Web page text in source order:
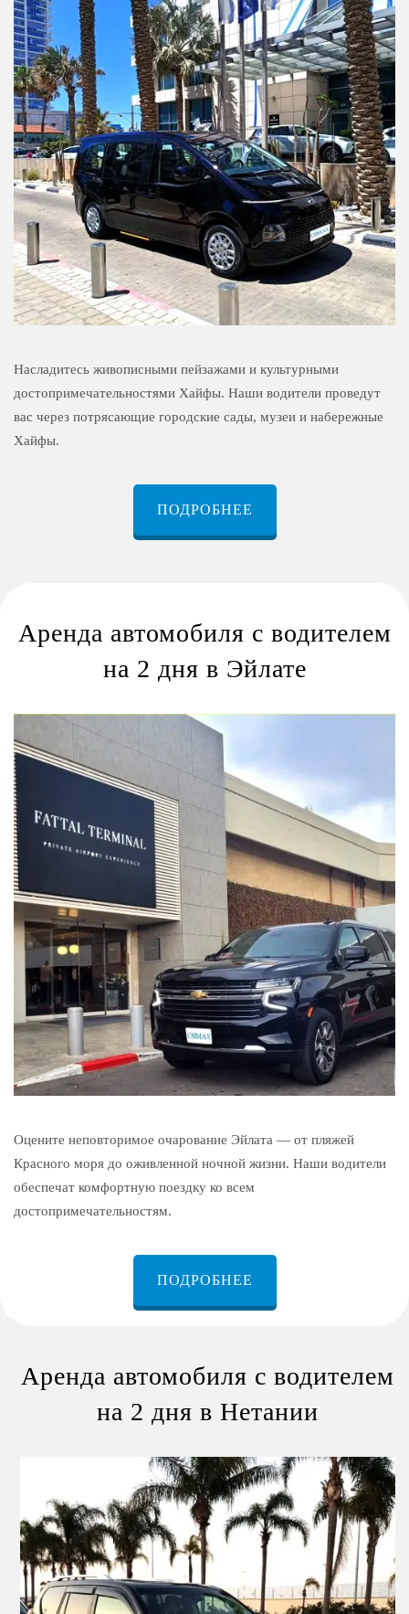
Насладитесь живописными пейзажами и культурными
достопримечательностями Хайфы. Наши водители проведут
вас через потрясающие городские сады, музеи и набережные
Хайфы.
ПОДРОБНЕЕ
Аренда автомобиля с водителем
на 2 дня в Эйлате
Оцените неповторимое очарование Эйлата — от пляжей
Красного моря до оживленной ночной жизни. Наши водители
обеспечат комфортную поездку ко всем
достопримечательностям.
ПОДРОБНЕЕ
Аренда автомобиля с водителем
на 2 дня в Нетании